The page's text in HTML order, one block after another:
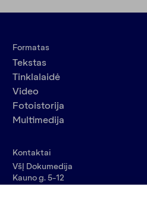
Formatas
Tekstas
Tinklalaidė
Video
Fotoistorija
Multimedija
Kontaktai
VšĮ Dokumedija
Kauno g. 5-12